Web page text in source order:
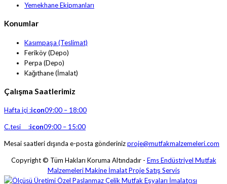
Yemekhane Ekipmanları
Konumlar
Kasımpaşa (Teslimat)
Feriköy (Depo)
Perpa (Depo)
Kağıthane (İmalat)
Çalışma Saatlerimiz
Hafta içi :icon09:00 – 18:00
C.tesi :icon09:00 – 15:00
Mesai saatleri dışında e-posta gönderinizproje@mutfakmalzemeleri.com
Copyright © Tüm Hakları Koruma Altındadır - Ems Endüstriyel Mutfak
Malzemeleri Makine İmalat Proje Satış Servis